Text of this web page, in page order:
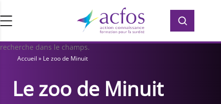
Rechercher :
d’ACFOS, qui contient plus de 400 PDF en
accès libre pour vous former ou vous
informer sur la surdité. Saisissez votre
recherche dans le champs.
Rechercher :
Accueil » Le zoo de Minuit
Le zoo de Minuit